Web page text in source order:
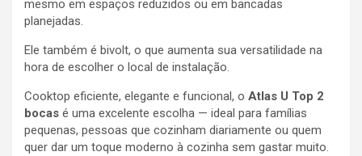
mesmo em espaços reduzidos ou em bancadas
planejadas.
Ele também é bivolt, o que aumenta sua versatilidade na
hora de escolher o local de instalação.
Cooktop eficiente, elegante e funcional, o Atlas U Top 2
bocas é uma excelente escolha — ideal para famílias
pequenas, pessoas que cozinham diariamente ou quem
quer dar um toque moderno à cozinha sem gastar muito.